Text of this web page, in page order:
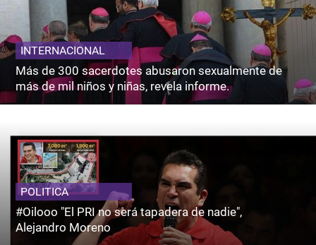
INTERNACIONAL
Más de 300 sacerdotes abusaron sexualmente de
más de mil niños y niñas, revela informe.
POLITICA
#Oilooo "El PRI no será tapadera de nadie",
Alejandro Moreno